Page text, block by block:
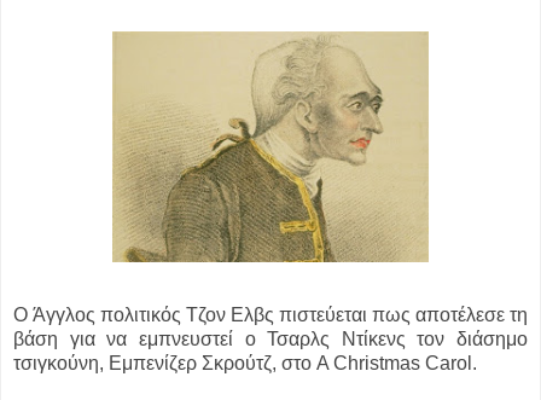
O Άγγλος πολιτικός Τζον Ελβς πιστεύεται πως αποτέλεσε τη
βάση για να εμπνευστεί ο Τσαρλς Ντίκενς τον διάσημο
τσιγκούνη, Εμπενίζερ Σκρούτζ, στο A Christmas Carol.